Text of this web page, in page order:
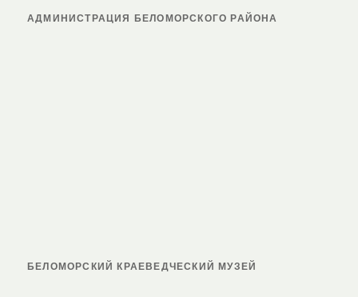
АДМИНИСТРАЦИЯ БЕЛОМОРСКОГО РАЙОНА
БЕЛОМОРСКИЙ КРАЕВЕДЧЕСКИЙ МУЗЕЙ